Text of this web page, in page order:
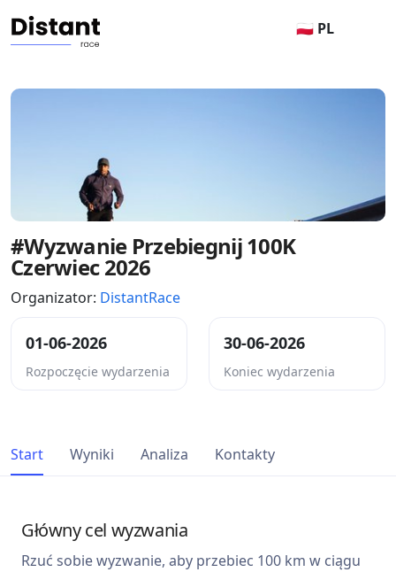
🇵🇱 PL
#Wyzwanie Przebiegnij 100K
Czerwiec 2026
Organizator: DistantRace
01-06-2026
Rozpoczęcie wydarzenia
30-06-2026
Koniec wydarzenia
Start Wyniki Analiza Kontakty
Główny cel wyzwania
Rzuć sobie wyzwanie, aby przebiec 100 km w ciągu